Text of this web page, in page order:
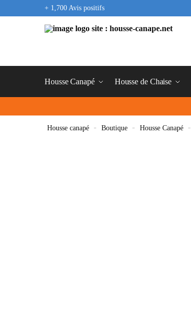
+ 1,700 Avis positifs
Housse Canapé Housse de Chaise
Housse canapé » Boutique » Housse Canapé »